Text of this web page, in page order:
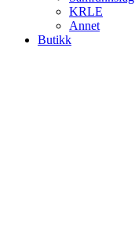
KRLE
Annet
Butikk